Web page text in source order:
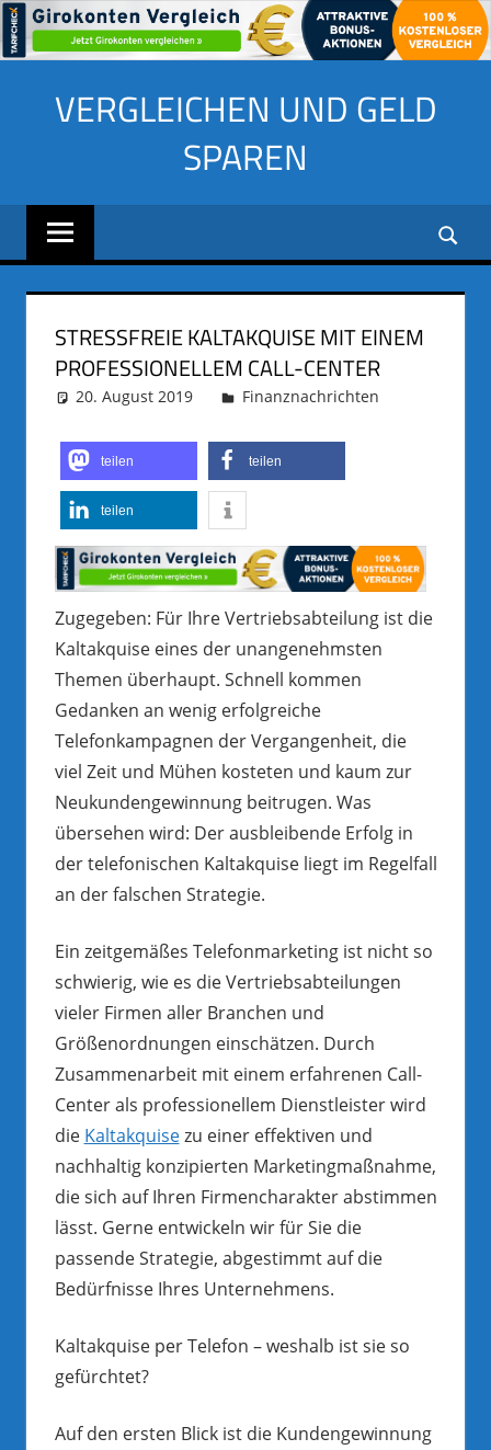
VERGLEICHEN UND GELD
SPAREN
STRESSFREIE KALTAKQUISE MIT EINEM
PROFESSIONELLEM CALL-CENTER
20. August 2019 adminus
Finanznachrichten
teilen teilen
teilen
Zugegeben: Für Ihre Vertriebsabteilung ist die
Kaltakquise eines der unangenehmsten
Themen überhaupt. Schnell kommen
Gedanken an wenig erfolgreiche
Telefonkampagnen der Vergangenheit, die
viel Zeit und Mühen kosteten und kaum zur
Neukundengewinnung beitrugen. Was
übersehen wird: Der ausbleibende Erfolg in
der telefonischen Kaltakquise liegt im Regelfall
an der falschen Strategie.
Ein zeitgemäßes Telefonmarketing ist nicht so
schwierig, wie es die Vertriebsabteilungen
vieler Firmen aller Branchen und
Größenordnungen einschätzen. Durch
Zusammenarbeit mit einem erfahrenen Call-
Center als professionellem Dienstleister wird
die Kaltakquisezu einer effektiven und
nachhaltig konzipierten Marketingmaßnahme,
die sich auf Ihren Firmencharakter abstimmen
lässt. Gerne entwickeln wir für Sie die
passende Strategie, abgestimmt auf die
Bedürfnisse Ihres Unternehmens.
Kaltakquise per Telefon – weshalb ist sie so
gefürchtet?
Auf den ersten Blick ist die Kundengewinnung